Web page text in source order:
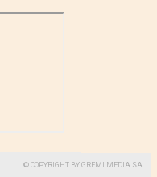
© COPYRIGHT BY GREMI MEDIA SA